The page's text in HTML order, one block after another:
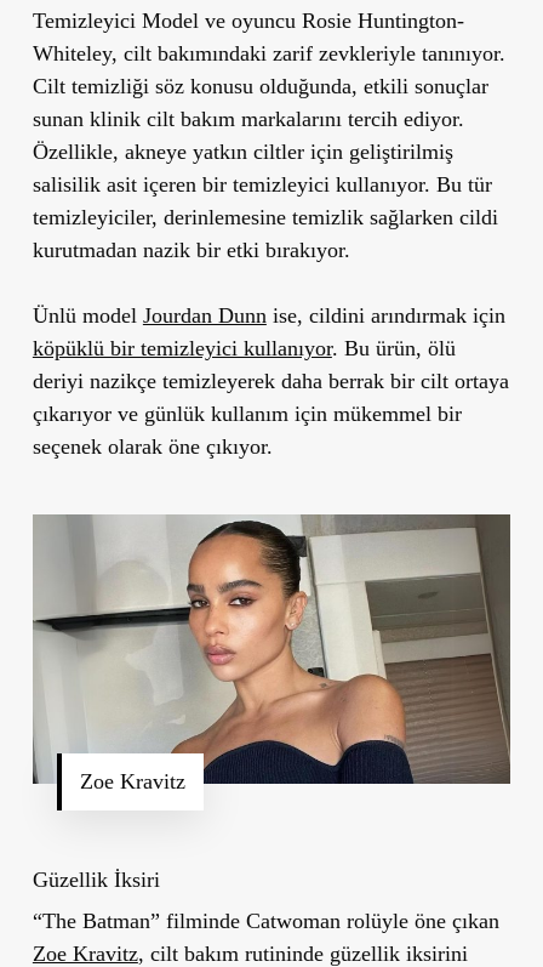
Temizleyici Model ve oyuncu Rosie Huntington-
Whiteley, cilt bakımındaki zarif zevkleriyle tanınıyor.
Cilt temizliği söz konusu olduğunda, etkili sonuçlar
sunan klinik cilt bakım markalarını tercih ediyor.
Özellikle, akneye yatkın ciltler için geliştirilmiş
salisilik asit içeren bir temizleyici kullanıyor. Bu tür
temizleyiciler, derinlemesine temizlik sağlarken cildi
kurutmadan nazik bir etki bırakıyor.
Ünlü model Jourdan Dunn ise, cildini arındırmak için
köpüklü bir temizleyici kullanıyor. Bu ürün, ölü
deriyi nazikçe temizleyerek daha berrak bir cilt ortaya
çıkarıyor ve günlük kullanım için mükemmel bir
seçenek olarak öne çıkıyor.
Zoe Kravitz
Güzellik İksiri
“The Batman” filminde Catwoman rolüyle öne çıkan
Zoe Kravitz, cilt bakım rutininde güzellik iksirini